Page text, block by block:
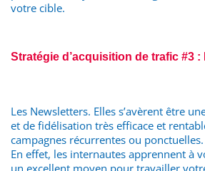
votre cible.
Stratégie d’acquisition de trafic #3
Les Newsletters. Elles s’avèrent être
et de fidélisation très efficace et
campagnes récurrentes ou ponctuelles.
En effet, les internautes apprennent à